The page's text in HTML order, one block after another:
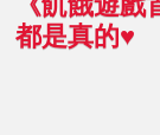
都是真的♥